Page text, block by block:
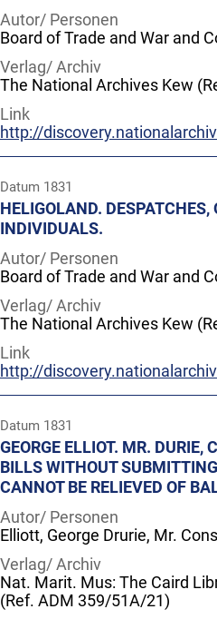
Autor/ Personen
Board of Trade and War and
Verlag/ Archiv
The National Archives Kew
Link
http://
Datum 1831
HELIGOLAND. DESPATCHES,
INDIVIDUALS.
Autor/ Personen
Board of Trade and War and
Verlag/ Archiv
The National Archives Kew
Link
http://
Datum 1831
GEORGE ELLIOT. MR. DURIE,
BILLS WITHOUT
CANNOT BE RELIEVED OF
Autor/ Personen
Elliott, George Drurie, Mr.
Verlag/ Archiv
Nat. Marit. Mus: The Caird
(Ref. ADM 359/51A/21)